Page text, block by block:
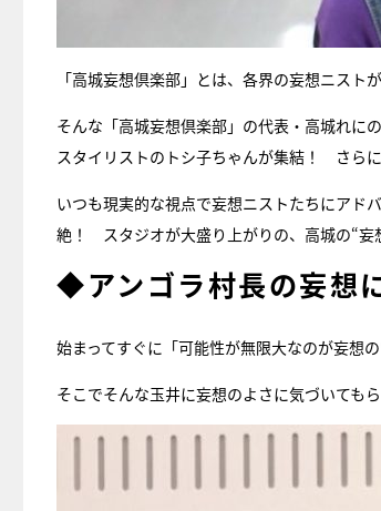
「高城妄想倶楽部」とは、各界の妄想ニスト
そんな「高城妄想倶楽部」の代表・高城れに
スタイリストのトシ子ちゃんが集結！ さら
いつも現実的な視点で妄想ニストたちにアド
絶！ スタジオが大盛り上がりの、高城の“妄
◆アンゴラ村長の妄想
始まってすぐに「可能性が無限大なのが妄想
そこでそんな玉井に妄想のよさに気づいても